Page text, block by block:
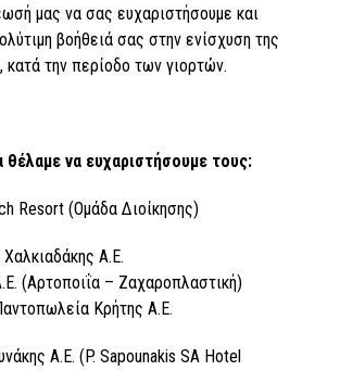
μας να σας ευχαριστήσουμε και
βοήθειά σας στην ενίσχυση της
την περίοδο των γιορτών.
θέλαμε να ευχαριστήσουμε τους:
Resort (Ομάδα Διοίκησης)
Α.Ε.
(Αρτοποιΐα – Ζαχαροπλαστική)
Κρήτης A.E.
Α.Ε. (P. Sapounakis SA Hotel